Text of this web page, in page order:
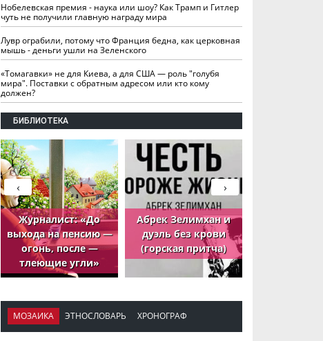
Нобелевская премия - наука или шоу? Как Трамп и Гитлер
чуть не получили главную награду мира
Лувр ограбили, потому что Франция бедна, как церковная
мышь - деньги ушли на Зеленского
«Томагавки» не для Киева, а для США — роль "голубя
мира". Поставки с обратным адресом или кто кому
должен?
БИБЛИОТЕКА
Журналист: «До
выхода на пенсию —
огонь, после —
тлеющие угли»
Абрек Зелимхан и
дуэль без крови
(горская притча)
›
‹
МОЗАИКА ЭТНОСЛОВАРЬ ХРОНОГРАФ